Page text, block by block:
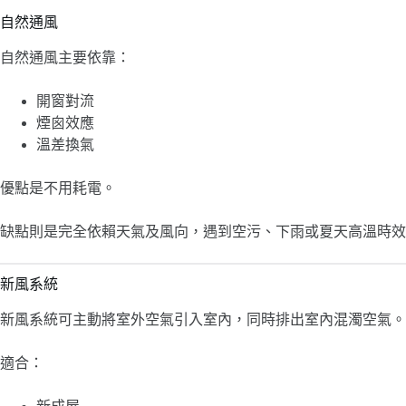
自然通風
自然通風主要依靠：
開窗對流
煙囪效應
溫差換氣
優點是不用耗電。
缺點則是完全依賴天氣及風向，遇到空污、下雨或夏天高溫時
新風系統
新風系統可主動將室外空氣引入室內，同時排出室內混濁空氣。
適合：